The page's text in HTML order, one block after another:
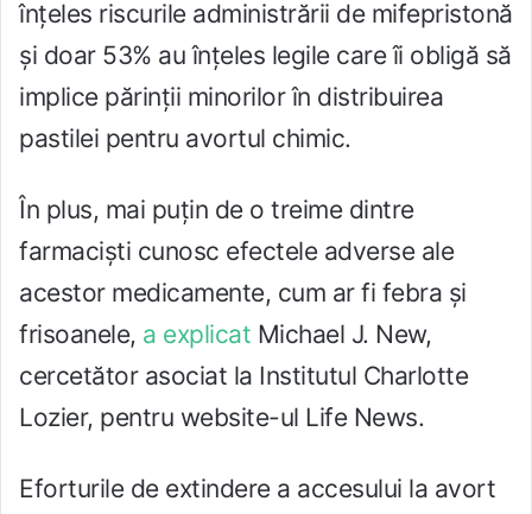
înțeles riscurile administrării de mifepristonă
și doar 53% au înțeles legile care îi obligă să
implice părinții minorilor în distribuirea
pastilei pentru avortul chimic.
În plus, mai puțin de o treime dintre
farmaciști cunosc efectele adverse ale
acestor medicamente, cum ar fi febra și
frisoanele, a explicat Michael J. New,
cercetător asociat la Institutul Charlotte
Lozier, pentru website-ul Life News.
Eforturile de extindere a accesului la avort